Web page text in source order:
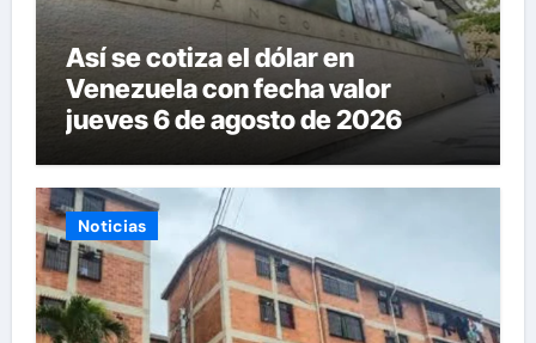
Así se cotiza el dólar en
Venezuela con fecha valor
jueves 6 de agosto de 2026
Noticias